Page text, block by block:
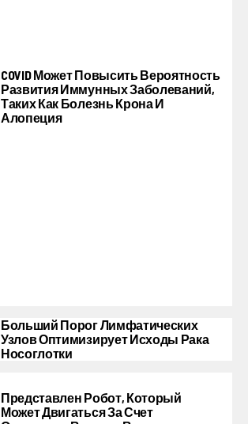
COVID Может Повысить Вероятность
Развития Иммунных Заболеваний,
Таких Как Болезнь Крона И
Алопеция
Больший Порог Лимфатических
Узлов Оптимизирует Исходы Рака
Носоглотки
Представлен Робот, Который
Может Двигаться За Счет